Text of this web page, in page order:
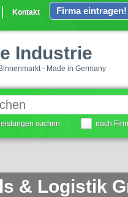
Kontakt Firma eintragen!
Industrie
- Made in Germany
suchen nach
& Logistik